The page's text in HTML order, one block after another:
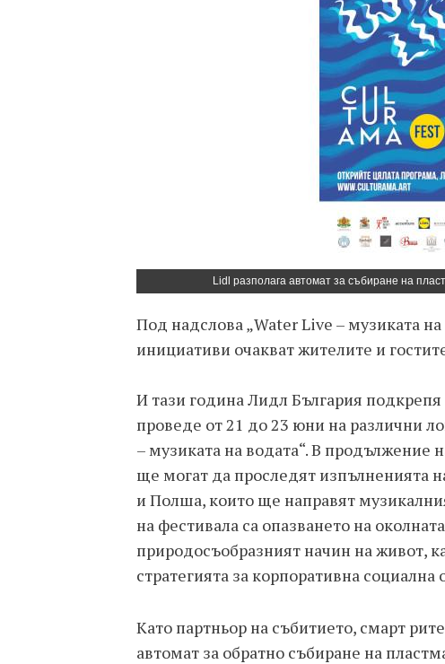
Lidl разполага автомат за събиране на
Под надслова „Water Live – музиката
инициативи очакват жителите и
И тази година Лидл България
проведе от 21 до 23 юни на различни
– музиката на водата“. В продължение
ще могат да проследят изпълненията
и Полша, които ще направят
на фестивала са опазването на
природосъобразният начин на живот,
стратегията за корпоративна социална
Като партньор на събитието, смарт
автомат за обратно събиране на